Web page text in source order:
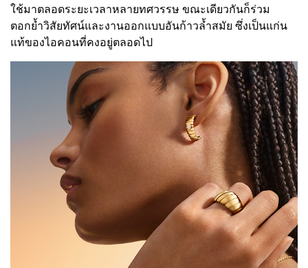
ใช้มาตลอดระยะเวลาหลายทศวรรษ ขณะเดียวกันก็ร่วม
ตอกย้ำวิสัยทัศน์และงานออกแบบอันก้าวล้ำสมัย ซึ่งเป็นแก่น
แท้ของไอคอนที่คงอยู่ตลอดไป